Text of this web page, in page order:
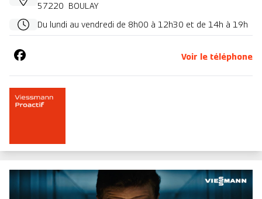
57220 BOULAY
Du lundi au vendredi de 8h00 à 12h30 et de 14h à 19h
Voir le téléphone